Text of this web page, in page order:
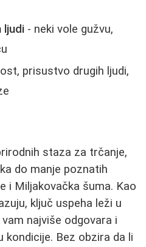
ljudi - neki vole gužvu,
prisustvo drugih ljudi,
staza za trčanje,
do manje poznatih
i Miljakovačka šuma. Kao
ključ uspeha leži u
najviše odgovara i
kondicije. Bez obzira da li